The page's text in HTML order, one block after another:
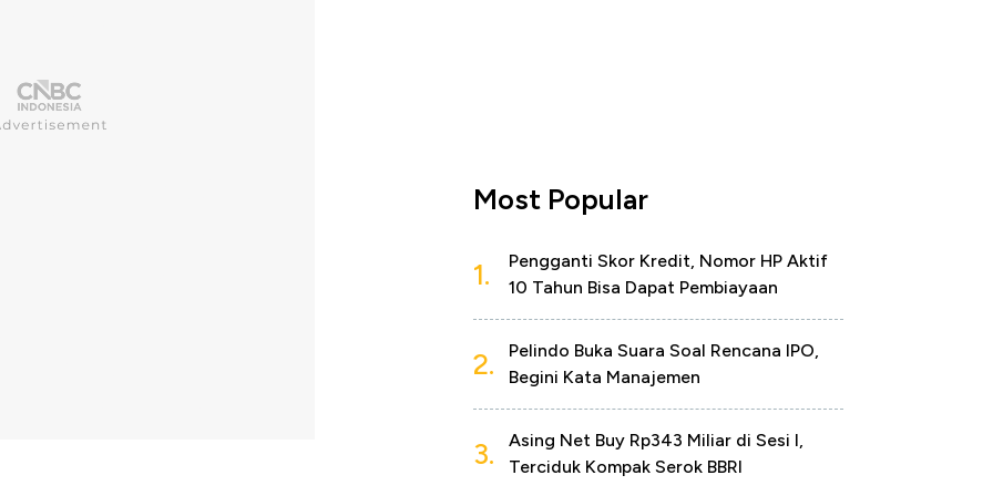
Most Popular
1.
Pengganti Skor Kredit, Nomor HP Aktif
10 Tahun Bisa Dapat Pembiayaan
2.
Pelindo Buka Suara Soal Rencana IPO,
Begini Kata Manajemen
3.
Asing Net Buy Rp343 Miliar di Sesi I,
Terciduk Kompak Serok BBRI